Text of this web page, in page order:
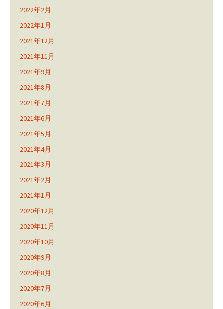
2022年2月
2022年1月
2021年12月
2021年11月
2021年9月
2021年8月
2021年7月
2021年6月
2021年5月
2021年4月
2021年3月
2021年2月
2021年1月
2020年12月
2020年11月
2020年10月
2020年9月
2020年8月
2020年7月
2020年6月